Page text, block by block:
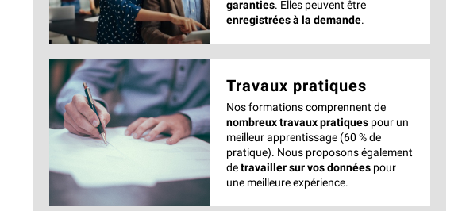
garanties. Elles peuvent être
enregistrées à la demande.
Travaux pratiques
Nos formations comprennent de
nombreux travaux pratiquespour un
meilleur apprentissage (60 % de
pratique). Nous proposons également
detravailler sur vos donnéespour
une meilleure expérience.